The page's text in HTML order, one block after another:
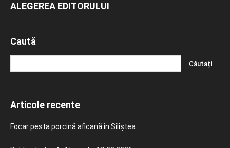
ALEGEREA EDITORULUI
Caută
Articole recente
Focar pesta porcină aficană in Siliștea